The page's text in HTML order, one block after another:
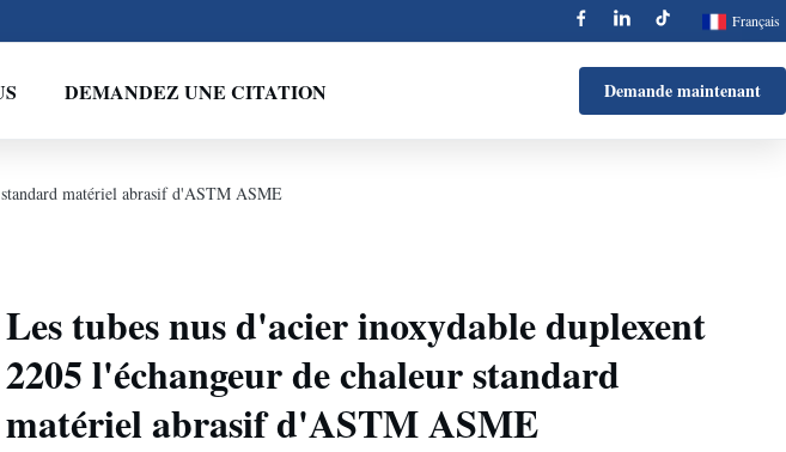
Français
DEMANDEZ UNE CITATION Demande maintenant
matériel abrasif d'ASTM ASME
Les tubes nus d'acier inoxydable duplexent
2205 l'échangeur de chaleur standard
matériel abrasif d'ASTM ASME